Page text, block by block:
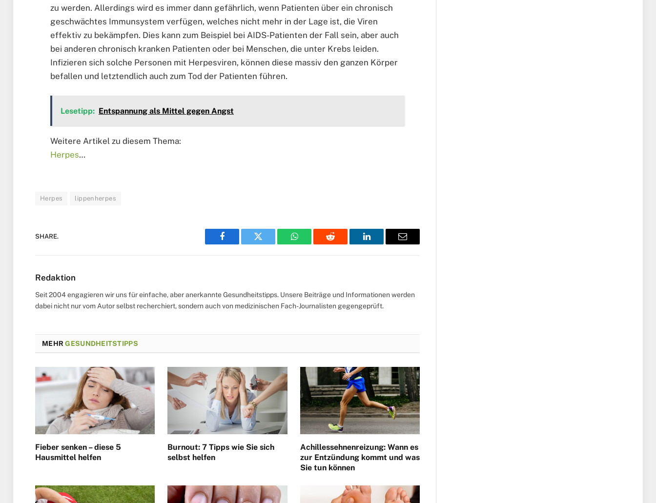
zu werden. Allerdings wird es immer dann gefährlich, wenn Patienten über ein chronisch
geschwächtes Immunsystem verfügen, welches nicht mehr in der Lage ist, die Viren
effektiv zu bekämpfen. Dies kann zum Beispiel bei AIDS-Patienten der Fall sein, aber auch
bei anderen chronisch kranken Patienten oder bei Menschen, die unter Krebs leiden.
Infizieren sich solche Personen mit Herpesviren, können diese massiv den ganzen Körper
befallen und letztendlich auch zum Tod der Patienten führen.
Lesetipp: Entspannung als Mittel gegen Angst
Weitere Artikel zu diesem Thema:
Herpes…
Herpes lippenherpes
SHARE.
Facebook Twitter WhatsAppReddit LinkedIn Email
Redaktion
Seit 2004 engagieren wir uns für einfache, aber anerkannte Gesundheitstipps. Unsere Beiträge und Informationen werden
dabei nicht nur vom Autor selbst recherchiert, sondern auch von medizinischen Fach-Journalisten gegengeprüft.
MEHRGESUNDHEITSTIPPS
Fieber senken – diese 5
Hausmittel helfen
Burnout: 7 Tipps wie Sie sich
selbst helfen
Achillessehnenreizung: Wann es
zur Entzündung kommt und was
Sie tun können